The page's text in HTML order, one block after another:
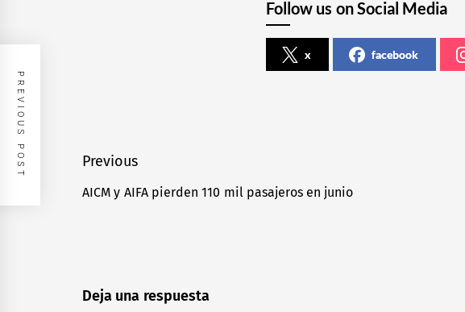
Follow us on Social Media
x facebook
Navegación
de
Previous
Previous
AICM y AIFA pierden 110 mil pasajeros en junio
PREVIOUS POST
Deja una respuesta